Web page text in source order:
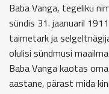
Baba Vanga, tegeliku
sündis 31. jaanuaril
taimetark ja
olulisi sündmusi
Baba Vanga kaotas
aastane, pärast mida